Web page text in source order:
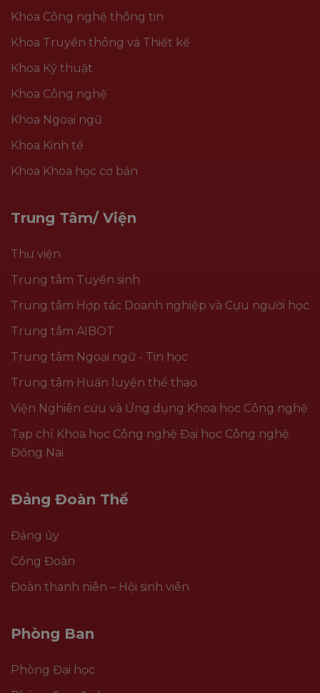
Khoa Công nghệ thông tin
Khoa Truyền thông và Thiết kế
Khoa Kỹ thuật
Khoa Công nghệ
Khoa Ngoại ngữ
Khoa Kinh tế
Khoa Khoa học cơ bản
Trung Tâm/ Viện
Thư viện
Trung tâm Tuyển sinh
Trung tâm Hợp tác Doanh nghiệp và Cựu người học
Trung tâm AIBOT
Trung tâm Ngoại ngữ - Tin học
Trung tâm Huấn luyện thể thao
Viện Nghiên cứu và Ứng dụng Khoa học Công nghệ
Tạp chí Khoa học Công nghệ Đại học Công nghệ
Đồng Nai
Đảng Đoàn Thể
Đảng ủy
Công Đoàn
Đoàn thanh niên – Hội sinh viên
Phòng Ban
Phòng Đại học